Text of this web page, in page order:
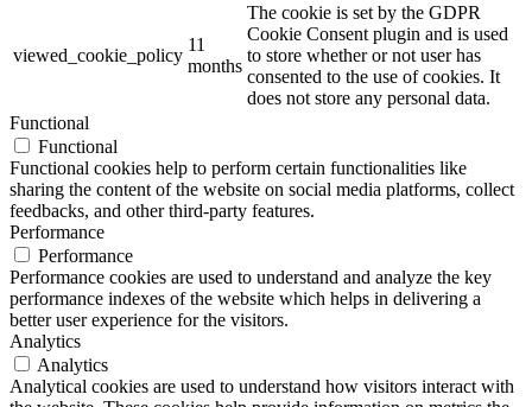
viewed_cookie_policy
11
months
The cookie is set by the GDPR
Cookie Consent plugin and is used
to store whether or not user has
consented to the use of cookies. It
does not store any personal data.
Functional
Functional
Functional cookies help to perform certain functionalities like
sharing the content of the website on social media platforms, collect
feedbacks, and other third-party features.
Performance
Performance
Performance cookies are used to understand and analyze the key
performance indexes of the website which helps in delivering a
better user experience for the visitors.
Analytics
Analytics
Analytical cookies are used to understand how visitors interact with